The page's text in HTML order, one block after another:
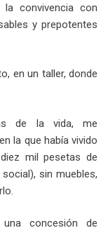
convivencia con
y prepotentes
en un taller, donde
de la vida, me
la que había vivido
mil pesetas de
sin muebles,
concesión de